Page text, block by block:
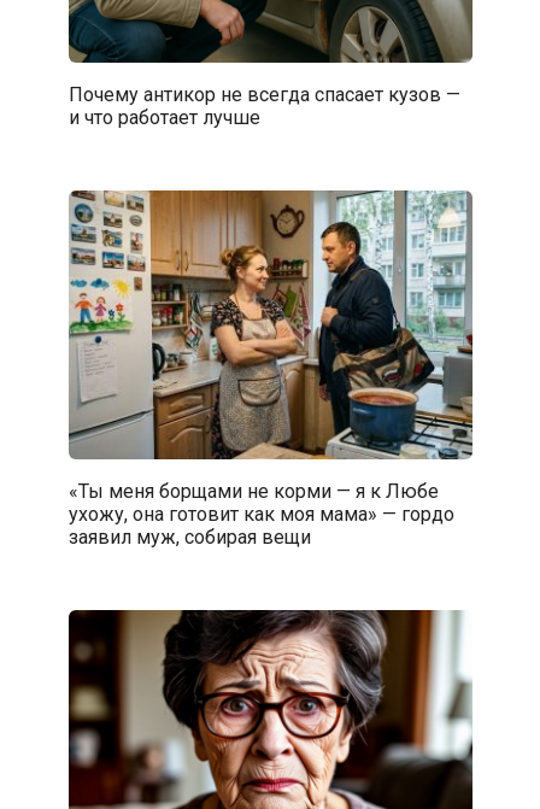
Почему антикор не всегда спасает кузов —
и что работает лучше
«Ты меня борщами не корми — я к Любе
ухожу, она готовит как моя мама» — гордо
заявил муж, собирая вещи